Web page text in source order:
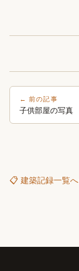
← 前の記事
子供部屋の写真
📋 建築記録一覧へ